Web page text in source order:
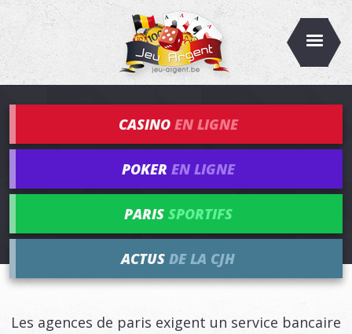
CASINO EN LIGNE
POKER EN LIGNE
PARIS SPORTIFS
ACTUS DE LA CJH
Les agences de paris exigent un service bancaire